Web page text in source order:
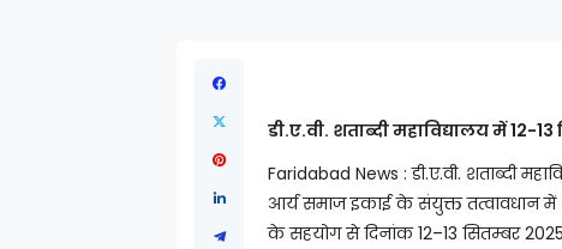
डी.ए.वी. शताब्दी महाविद्यालय में 12-
Faridabad News : डी.ए.वी. शताब्दी
आर्य समाज इकाई के संयुक्त तत्वावधान में
के सहयोग से दिनांक 12–13 सितम्बर